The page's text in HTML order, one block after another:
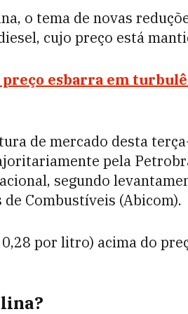
o tema de novas
cujo preço está
esbarra em
de mercado desta
pela
segundo
Combustíveis (Abicom).
por litro) acima do